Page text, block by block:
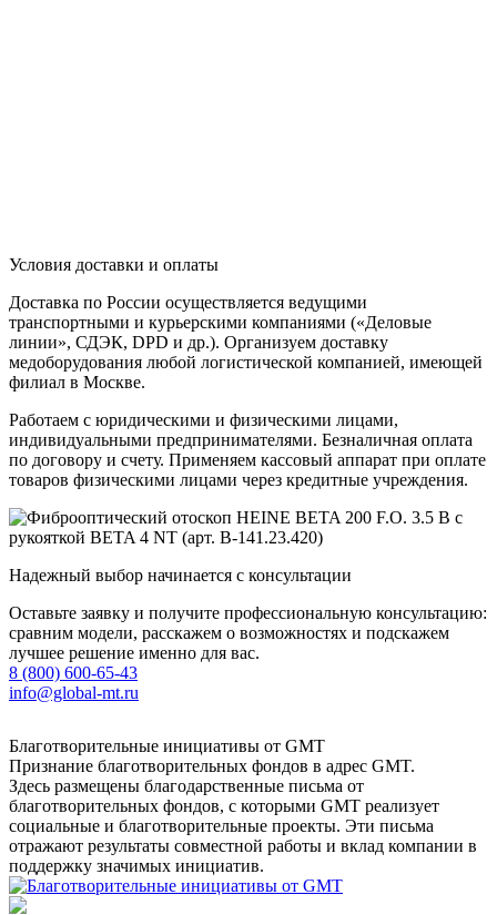
Условия доставки и оплаты
Доставка по России осуществляется ведущими
транспортными и курьерскими компаниями («Деловые
линии», СДЭК, DPD и др.). Организуем доставку
медоборудования любой логистической компанией, имеющей
филиал в Москве.
Работаем с юридическими и физическими лицами,
индивидуальными предпринимателями. Безналичная оплата
по договору и счету. Применяем кассовый аппарат при оплате
товаров физическими лицами через кредитные учреждения.
Надежный выбор начинается с консультации
Оставьте заявку и получите профессиональную консультацию:
сравним модели, расскажем о возможностях и подскажем
лучшее решение именно для вас.
8 (800) 600-65-43
info@global-mt.ru
Благотворительные инициативы от GMT
Признание благотворительных фондов в адрес GMT.
Здесь размещены благодарственные письма от
благотворительных фондов, с которыми GMT реализует
социальные и благотворительные проекты. Эти письма
отражают результаты совместной работы и вклад компании в
поддержку значимых инициатив.